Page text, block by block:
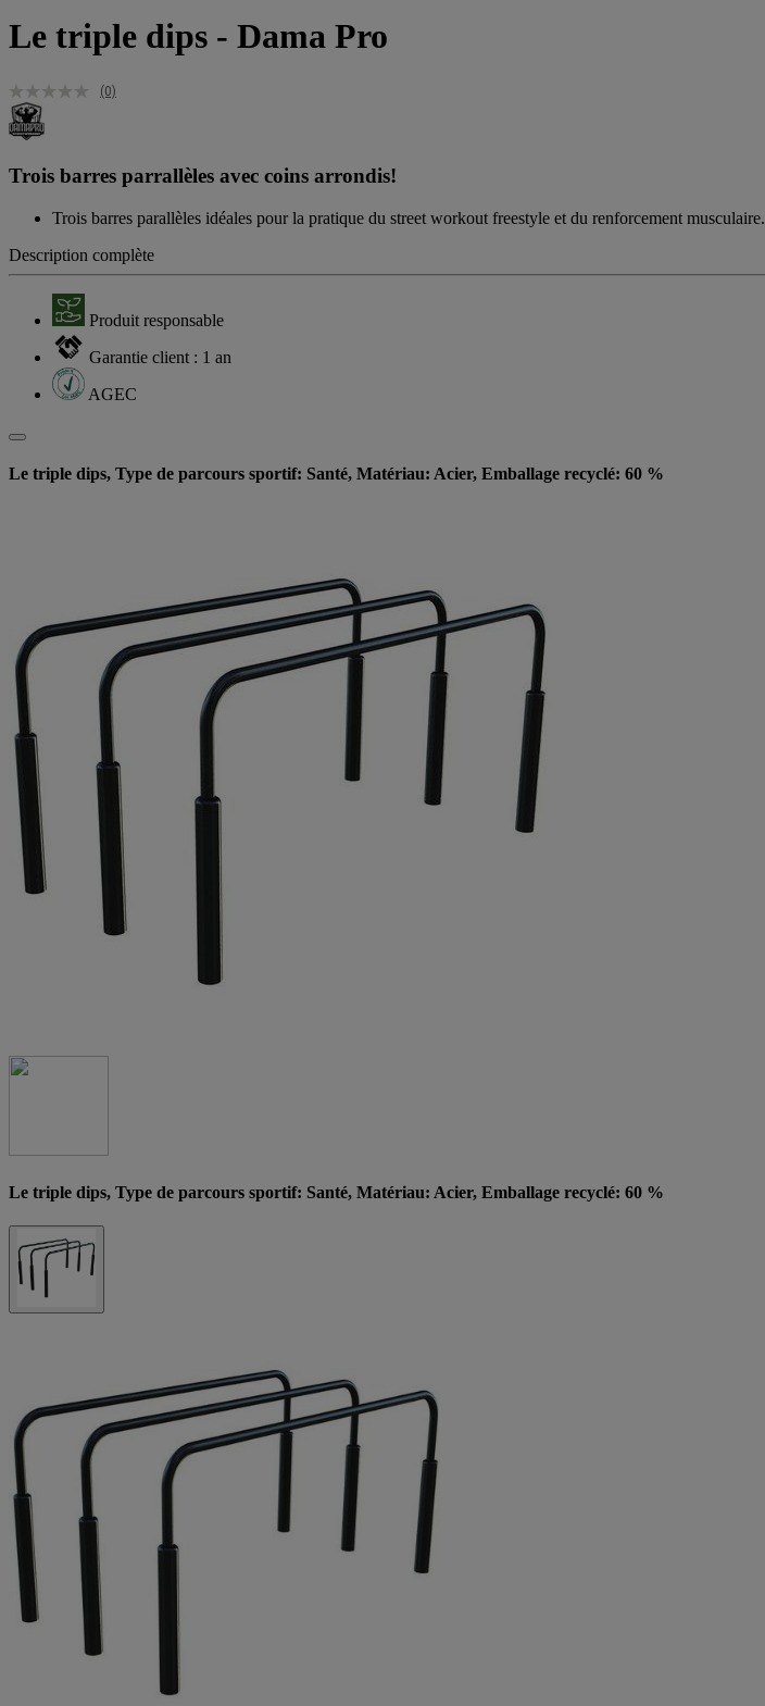
Le triple dips - Dama Pro
(0)
Trois barres parrallèles avec coins arrondis!
Trois barres parallèles idéales pour la pratique du street workout freestyle et du renforcement musculaire.
Description complète
Produit responsable
Garantie client : 1 an
AGEC
Le triple dips, Type de parcours sportif: Santé, Matériau: Acier, Emballage recyclé: 60 %
Le triple dips, Type de parcours sportif: Santé, Matériau: Acier, Emballage recyclé: 60 %